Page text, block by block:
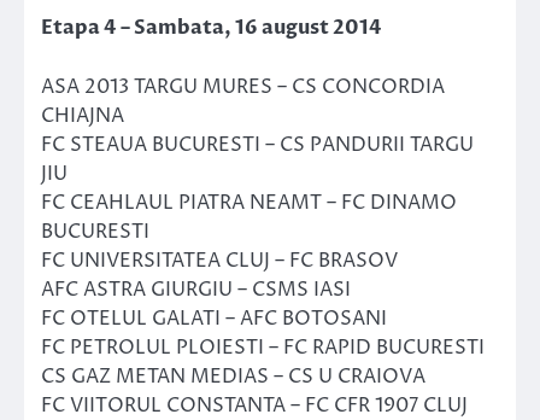
Etapa 4 – Sambata, 16 august 2014
ASA 2013 TARGU MURES – CS CONCORDIA
CHIAJNA
FC STEAUA BUCURESTI – CS PANDURII TARGU
JIU
FC CEAHLAUL PIATRA NEAMT – FC DINAMO
BUCURESTI
FC UNIVERSITATEA CLUJ – FC BRASOV
AFC ASTRA GIURGIU – CSMS IASI
FC OTELUL GALATI – AFC BOTOSANI
FC PETROLUL PLOIESTI – FC RAPID BUCURESTI
CS GAZ METAN MEDIAS – CS U CRAIOVA
FC VIITORUL CONSTANTA – FC CFR 1907 CLUJ